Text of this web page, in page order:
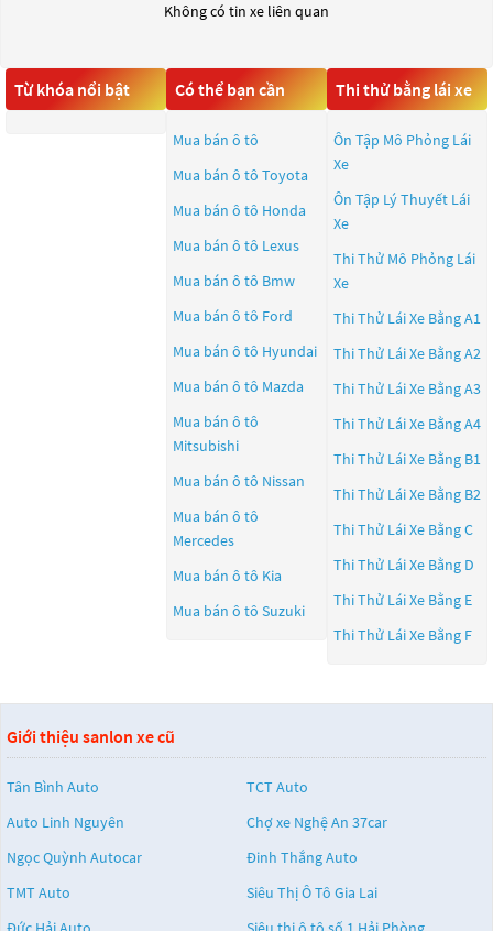
Không có tin xe liên quan
Từ khóa nổi bật Có thể bạn cần
Mua bán ô tô
Mua bán ô tô Toyota
Mua bán ô tô Honda
Mua bán ô tô Lexus
Mua bán ô tô Bmw
Mua bán ô tô Ford
Mua bán ô tô Hyundai
Mua bán ô tô Mazda
Mua bán ô tô
Mitsubishi
Mua bán ô tô Nissan
Mua bán ô tô
Mercedes
Mua bán ô tô Kia
Mua bán ô tô Suzuki
Thi thử bằng lái xe
Ôn Tập Mô Phỏng Lái
Xe
Ôn Tập Lý Thuyết Lái
Xe
Thi Thử Mô Phỏng Lái
Xe
Thi Thử Lái Xe Bằng A1
Thi Thử Lái Xe Bằng A2
Thi Thử Lái Xe Bằng A3
Thi Thử Lái Xe Bằng A4
Thi Thử Lái Xe Bằng B1
Thi Thử Lái Xe Bằng B2
Thi Thử Lái Xe Bằng C
Thi Thử Lái Xe Bằng D
Thi Thử Lái Xe Bằng E
Thi Thử Lái Xe Bằng F
Giới thiệu sanlon xe cũ
Tân Bình Auto
TCT Auto
Auto Linh Nguyên
Chợ xe Nghệ An 37car
Ngọc Quỳnh Autocar
Đinh Thắng Auto
TMT Auto
Siêu Thị Ô Tô Gia Lai